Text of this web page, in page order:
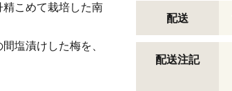
こめて栽培した南
塩漬けした梅を、
配送
配送注記